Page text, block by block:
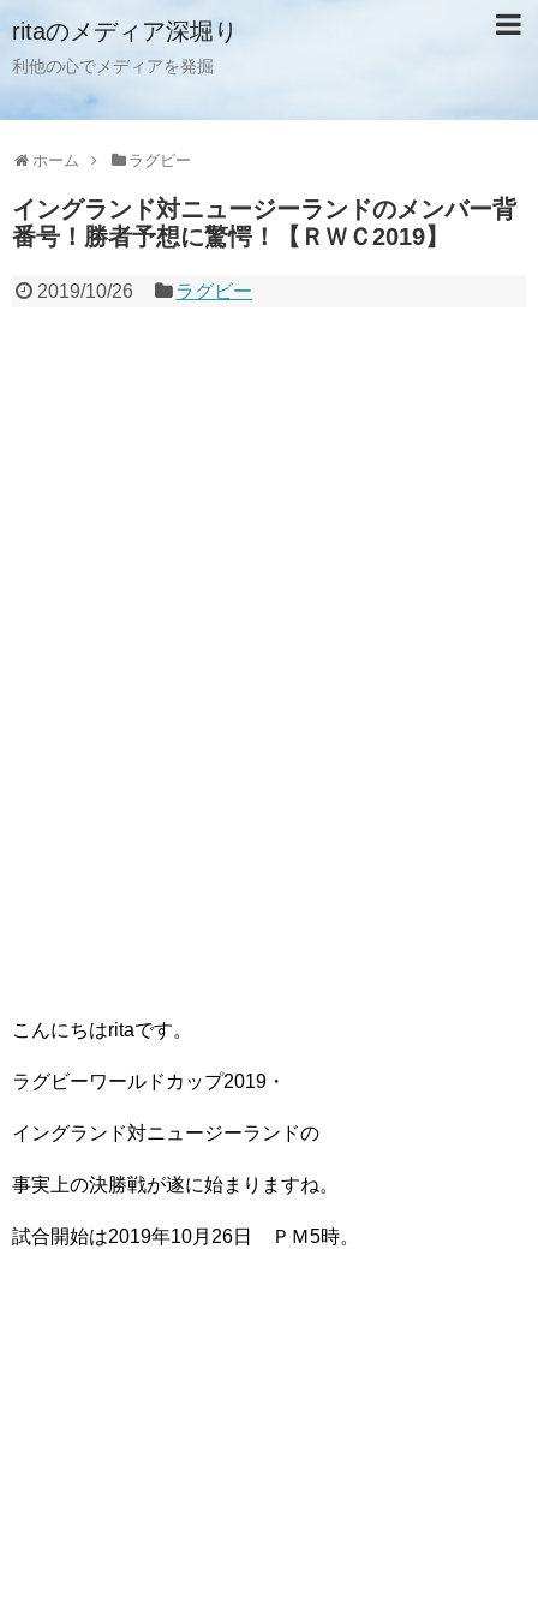
ritaのメディア深堀り
利他の心でメディアを発掘
ホーム ラグビー
イングランド対ニュージーランドのメンバー背
番号！勝者予想に驚愕！【ＲＷＣ2019】
2019/10/26 ラグビー
こんにちはritaです。
ラグビーワールドカップ2019・
イングランド対ニュージーランドの
事実上の決勝戦が遂に始まりますね。
試合開始は2019年10月26日 ＰＭ5時。